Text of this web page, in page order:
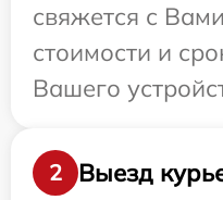
свяжется с
стоимости и
Вашего
2
Выезд